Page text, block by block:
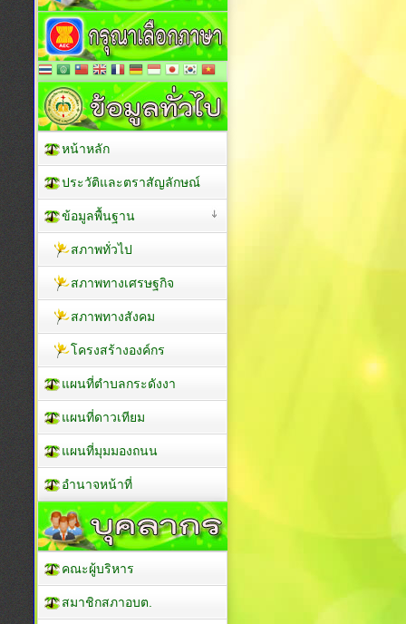
หน้าหลัก
ประวัติและตราสัญลักษณ์
ข้อมูลพื้นฐาน
สภาพทั่วไป
สภาพทางเศรษฐกิจ
สภาพทางสังคม
โครงสร้างองค์กร
แผนที่ตำบลกระดังงา
แผนที่ดาวเทียม
แผนที่มุมมองถนน
อำนาจหน้าที่
คณะผู้บริหาร
สมาชิกสภาอบต.